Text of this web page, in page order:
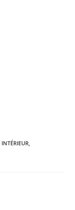
INTÉRIEUR,